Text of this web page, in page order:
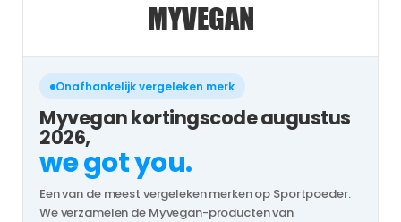
MYVEGAN
Onafhankelijk vergeleken merk
Myvegan kortingscode augustus
2026,
we got you.
Een van de meest vergeleken merken op Sportpoeder.
We verzamelen de Myvegan-producten van